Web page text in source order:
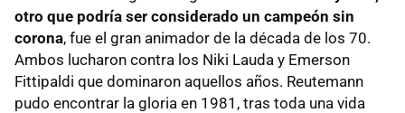
otro que podría ser considerado un campeón sin
corona, fue el gran animador de la década de los 70.
Ambos lucharon contra los Niki Lauda y Emerson
Fittipaldi que dominaron aquellos años. Reutemann
pudo encontrar la gloria en 1981, tras toda una vida